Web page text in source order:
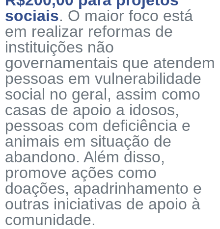
sociais. O maior foco está
em realizar reformas de
instituições não
governamentais que atendem
pessoas em vulnerabilidade
social no geral, assim como
casas de apoio a idosos,
pessoas com deficiência e
animais em situação de
abandono. Além disso,
promove ações como
doações, apadrinhamento e
outras iniciativas de apoio à
comunidade.